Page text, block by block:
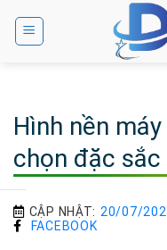
Hình nền
chọn đặc sắc
CẬP NHẬT: 20/07/
FACEBOOK